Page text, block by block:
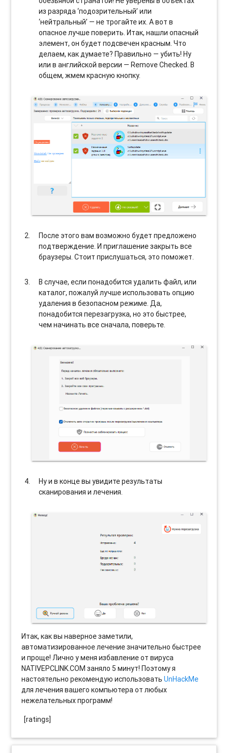
из разряда ‘подозрительный’ или
‘нейтральный’ — не трогайте их. А вот в
опасное лучше поверить. Итак, нашли опасный
элемент, он будет подсвечен красным. Что
делаем, как думаете? Правильно — убить! Ну
или в английской версии — Remove Checked. В
общем, жмем красную кнопку.
После этого вам возможно будет предложено
подтверждение. И приглашение закрыть все
браузеры. Стоит прислушаться, это поможет.
В случае, если понадобится удалить файл, или
каталог, пожалуй лучше использовать опцию
удаления в безопасном режиме. Да,
понадобится перезагрузка, но это быстрее,
чем начинать все сначала, поверьте.
Ну и в конце вы увидите результаты
сканирования и лечения.
Итак, как вы наверное заметили,
автоматизированное лечение значительно быстрее
и проще! Лично у меня избавление от вируса
NATIVEPCLINK.COM заняло 5 минут! Поэтому я
настоятельно рекомендую использоватьUnHackMe
для лечения вашего компьютера от любых
нежелательных программ!
[ratings]